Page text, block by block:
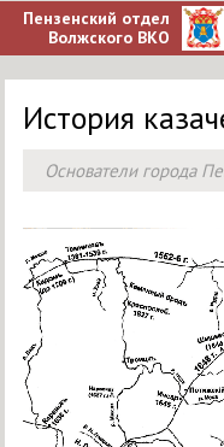
Пензенский отдел
Волжского ВКО
История
Основатели города